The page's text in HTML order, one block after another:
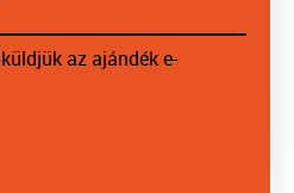
az ajándék e-